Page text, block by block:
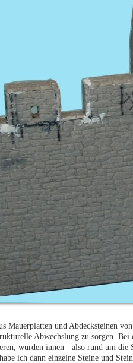
Mauerplatten und Abdecksteinen
Abwechslung zu sorgen. Bei
wurden innen - also rund um
ich dann einzelne Steine und